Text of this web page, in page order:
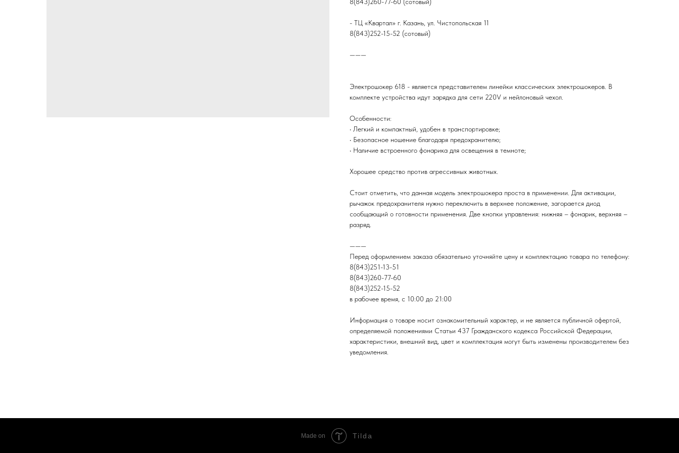
- ТЦ «Квартал» г. Казань, ул. Чистопольская 11
8(843)252-15-52 (сотовый)
———
Электрошокер 618 - является представителем линейки классических электрошокеров. В
комплекте устройства идут зарядка для сети 220V и нейлоновый чехол.
Особенности:
• Легкий и компактный, удобен в транспортировке;
• Безопасное ношение благодаря предохранителю;
• Наличие встроенного фонарика для освещения в темноте;
Хорошее средство против агрессивных животных.
Стоит отметить, что данная модель электрошокера проста в применении. Для активации,
рычажок предохранителя нужно переключить в верхнее положение, загорается диод
сообщающий о готовности применения. Две кнопки управления: нижняя – фонарик, верхняя –
разряд.
———
Перед оформлением заказа обязательно уточняйте цену и комплектацию товара по телефону:
8(843)251-13-51
8(843)260-77-60
8(843)252-15-52
в рабочее время, с 10:00 до 21:00
Информация о товаре носит ознакомительный характер, и не является публичной офертой,
определяемой положениями Статьи 437 Гражданского кодекса Российской Федерации,
характеристики, внешний вид, цвет и комплектация могут быть изменены производителем без
уведомления.
Made on Tilda